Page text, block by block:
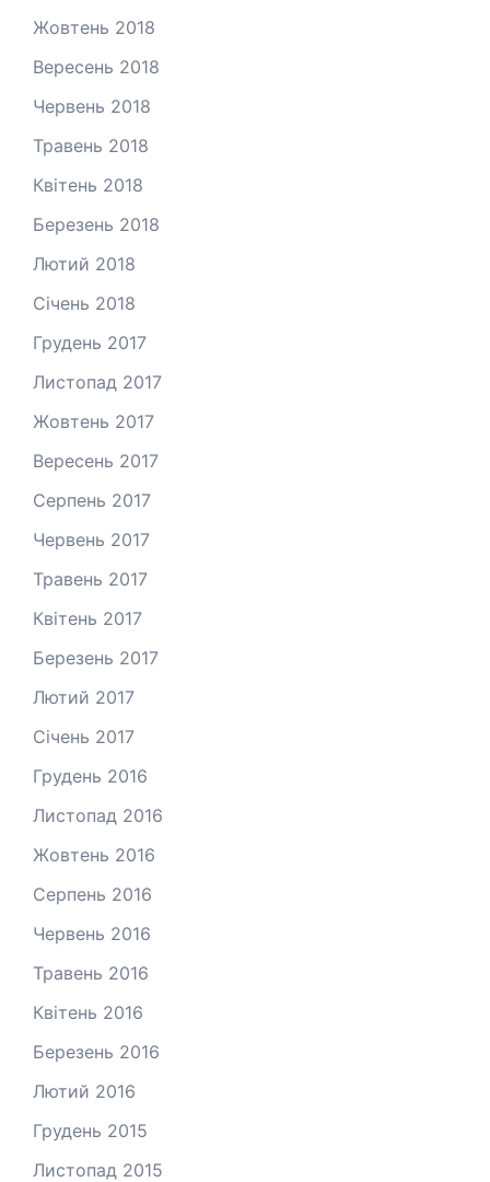
Жовтень 2018
Вересень 2018
Червень 2018
Травень 2018
Квітень 2018
Березень 2018
Лютий 2018
Січень 2018
Грудень 2017
Листопад 2017
Жовтень 2017
Вересень 2017
Серпень 2017
Червень 2017
Травень 2017
Квітень 2017
Березень 2017
Лютий 2017
Січень 2017
Грудень 2016
Листопад 2016
Жовтень 2016
Серпень 2016
Червень 2016
Травень 2016
Квітень 2016
Березень 2016
Лютий 2016
Грудень 2015
Листопад 2015